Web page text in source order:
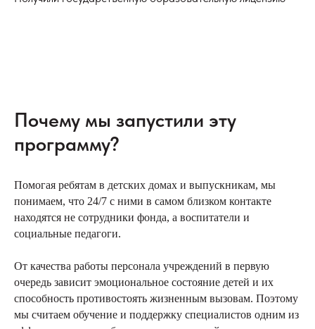
Почему мы запустили эту
программу?
Помогая ребятам в детских домах и выпускникам, мы
понимаем, что 24/7 с ними в самом близком контакте
находятся не сотрудники фонда, а воспитатели и
социальные педагоги.
От качества работы персонала учреждений в первую
очередь зависит эмоциональное состояние детей и их
способность противостоять жизненным вызовам. Поэтому
мы считаем обучение и поддержку специалистов одним из